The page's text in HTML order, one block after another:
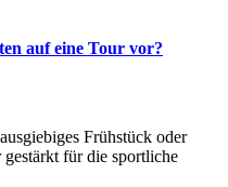
auf eine Tour vor?
Frühstück oder
für die sportliche